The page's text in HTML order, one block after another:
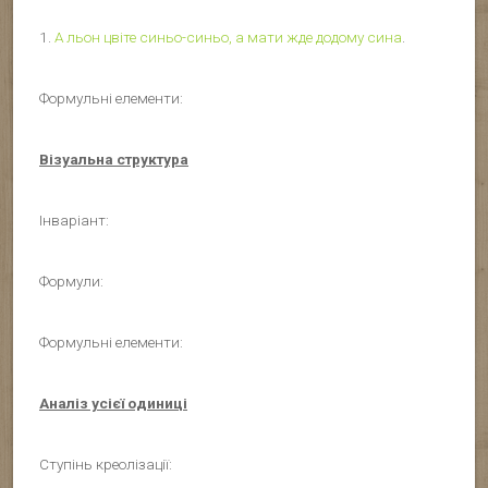
1. А льон цвіте синьо-синьо, а мати жде додому сина
Формульні елементи:
Візуальна структура
Інваріант:
Формули:
Формульні елементи:
Аналіз усієї одиниці
Ступінь креолізації: